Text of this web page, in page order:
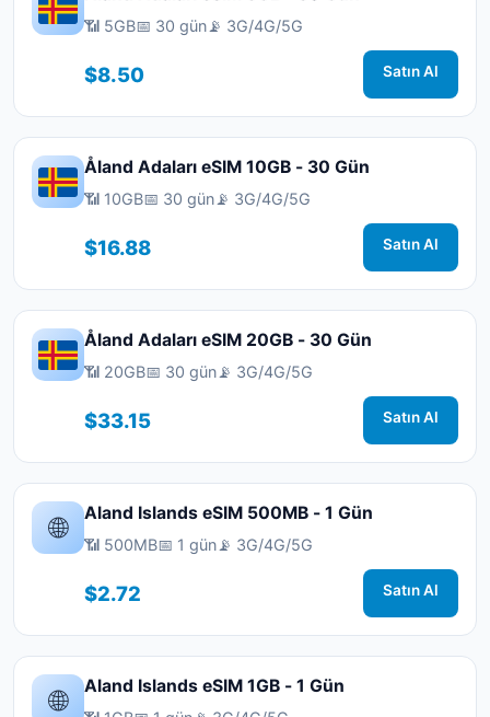
📶 5GB📅 30 gün📡 3G/4G/5G
$8.50 Satın Al
Åland Adaları eSIM 10GB - 30 Gün
📶 10GB📅 30 gün📡 3G/4G/5G
$16.88 Satın Al
Åland Adaları eSIM 20GB - 30 Gün
📶 20GB📅 30 gün📡 3G/4G/5G
$33.15 Satın Al
🌐 Aland Islands eSIM 500MB - 1 Gün
📶 500MB📅 1 gün📡 3G/4G/5G
$2.72 Satın Al
🌐 Aland Islands eSIM 1GB - 1 Gün